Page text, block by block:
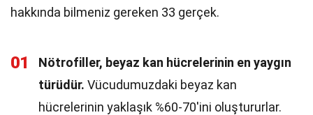
hakkında bilmeniz gereken 33 gerçek.
01
Nötrofiller, beyaz kan hücrelerinin en yaygın
türüdür. Vücudumuzdaki beyaz kan
hücrelerinin yaklaşık %60-70'ini oluştururlar.